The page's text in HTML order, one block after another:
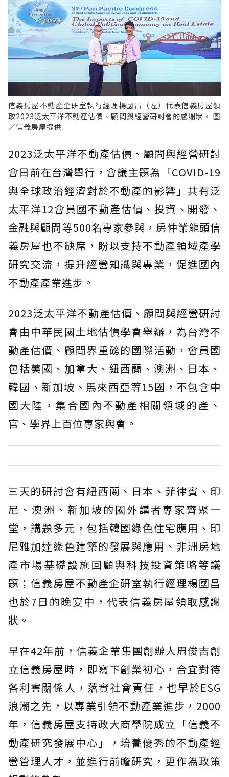
信義房屋不動產企研室執行經理楊國昌（左）代表信義房屋領
取2023泛太平洋不動產估價、顧問與經營研討會的感謝狀。 圖
／信義房屋提供
2023泛太平洋不動產估價、顧問與經營研討
會日前在台灣舉行，會議主題為「COVID-19
與全球政治經濟對於不動產的影響」共有泛
太平洋12會員國不動產估價、投資、開發、
金融與顧問等500名專家參與，房仲業龍頭信
義房屋也不缺席，盼以支持不動產領域產學
研究交流，提升經營知識與專業，促進國內
不動產產業進步。
2023泛太平洋不動產估價、顧問與經營研討
會由中華民國土地估價學會舉辦，為台灣不
動產估價、顧問界重磅的國際活動，會員國
包括美國、加拿大、紐西蘭、澳洲、日本、
韓國、新加坡、馬來西亞等15國，不包含中
國大陸，集合國內不動產相關領域的產、
官、學界上百位專家與會。
三天的研討會有紐西蘭、日本、菲律賓、印
尼、澳洲、新加坡的國外講者專家齊聚一
堂，講題多元，包括韓國綠色住宅應用、印
尼雅加達綠色建築的發展與應用、非洲房地
產市場基礎設施回顧與科技投資策略等議
題；信義房屋不動產企研室執行經理楊國昌
也於7日的晚宴中，代表信義房屋領取感謝
狀。
早在42年前，信義企業集團創辦人周俊吉創
立信義房屋時，即寫下創業初心，合宜對待
各利害關係人，落實社會責任，也早於ESG
浪潮之先，以專業引領不動產業進步，2000
年，信義房屋支持政大商學院成立「信義不
動產研究發展中心」，培養優秀的不動產經
營管理人才，並進行前瞻研究，更作為政策